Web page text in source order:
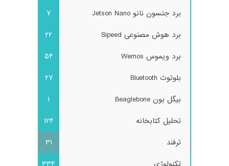
برد جتسون نانو Jetson Nano
7
برد هوش مصنوعی Sipeed
22
برد ویموس Wemos
54
بلوتوث Bluetooth
27
بیگل بون Beaglebone
1
تحلیل کتابخانه
124
ترفند
31